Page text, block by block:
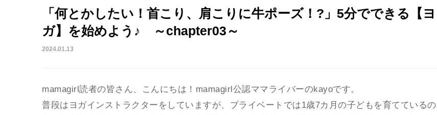
「何とかしたい！首こり、肩こりに牛ポーズ！?」5分でできる【ヨ
ガ】を始めよう♪ ～chapter03～
2024.01.13
mamagirl読者の皆さん、こんにちは！mamagirl公認ママライバーのkayoです。
普段はヨガインストラクターをしていますが、プライベートでは1歳7カ月の子どもを育てているの